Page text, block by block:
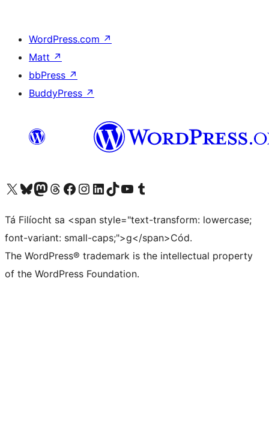
WordPress.com ↗
Matt ↗
bbPress ↗
BuddyPress ↗
Visit our X (formerly Twitter) account
Visit our Bluesky account
Visit our Mastodon account
Visit our Threads account
Visit our Facebook page
Visit our Instagram account
Visit our LinkedIn account
Visit our TikTok account
Visit our YouTube channel
Visit our Tumblr account
Tá Filíocht sa <span style="text-transform: lowercase;
font-variant: small-caps;">g</span>Cód.
The WordPress® trademark is the intellectual property
of the WordPress Foundation.